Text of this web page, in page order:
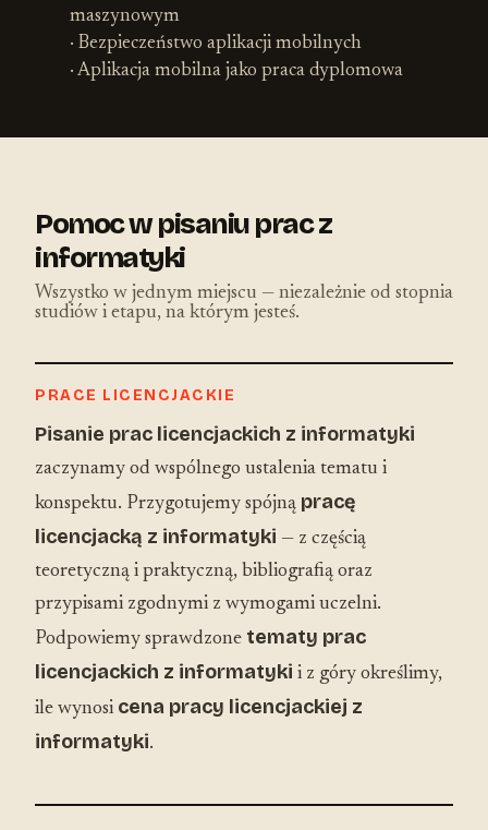
maszynowym
· Bezpieczeństwo aplikacji mobilnych
· Aplikacja mobilna jako praca dyplomowa
Pomoc w pisaniu prac z
informatyki
Wszystko w jednym miejscu — niezależnie od stopnia
studiów i etapu, na którym jesteś.
PRACE LICENCJACKIE
Pisanie prac licencjackich z informatyki
zaczynamy od wspólnego ustalenia tematu i
konspektu. Przygotujemy spójną pracę
licencjacką z informatyki — z częścią
teoretyczną i praktyczną, bibliografią oraz
przypisami zgodnymi z wymogami uczelni.
Podpowiemy sprawdzone tematy prac
licencjackich z informatyki i z góry określimy,
ile wynosi cena pracy licencjackiej z
informatyki.